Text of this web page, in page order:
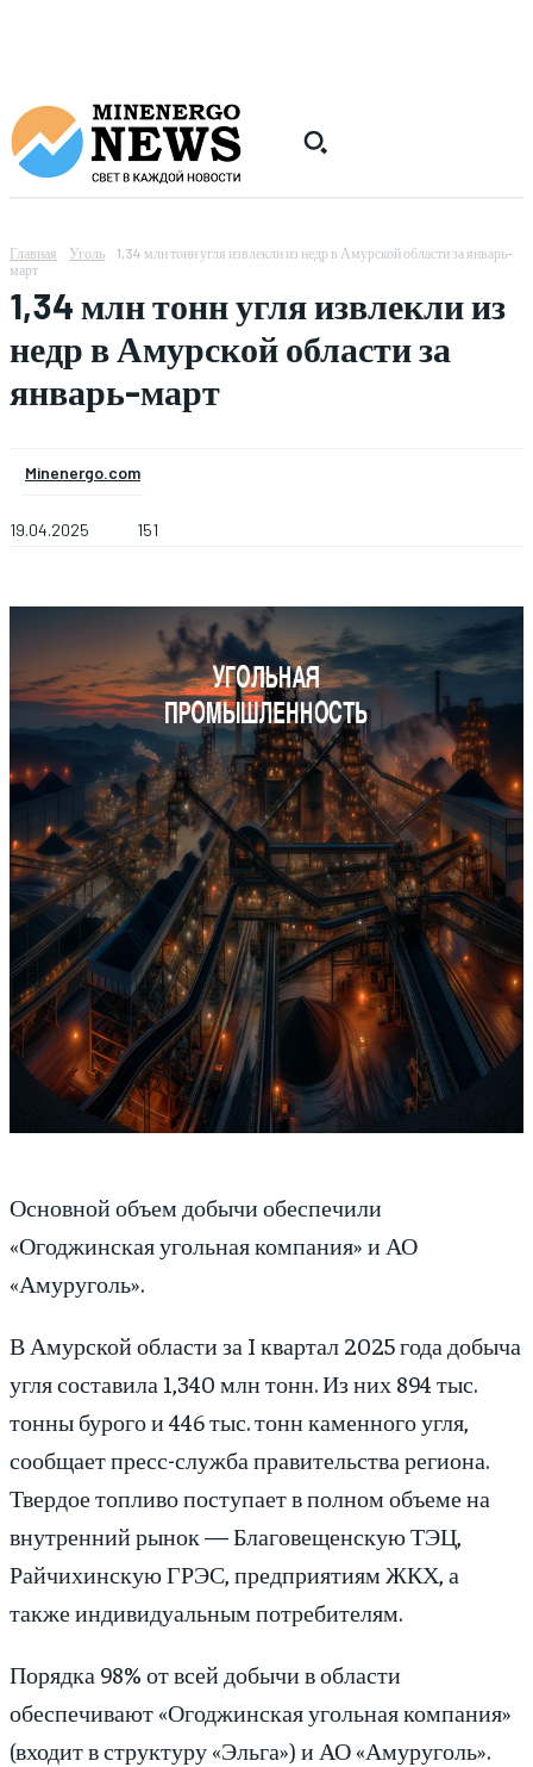
Главная Уголь
1,34 млн тонн угля извлекли из недр в Амурской области за январь-
март
1,34 млн тонн угля извлекли из
недр в Амурской области за
январь-март
Minenergo.com
19.04.2025 151
Основной объем добычи обеспечили
«Огоджинская угольная компания» и АО
«Амуруголь».
В Амурской области за I квартал 2025 года добыча
угля составила 1,340 млн тонн. Из них 894 тыс.
тонны бурого и 446 тыс. тонн каменного угля,
сообщает пресс-служба правительства региона.
Твердое топливо поступает в полном объеме на
внутренний рынок — Благовещенскую ТЭЦ,
Райчихинскую ГРЭС, предприятиям ЖКХ, а
также индивидуальным потребителям.
Порядка 98% от всей добычи в области
обеспечивают «Огоджинская угольная компания»
(входит в структуру «Эльга») и АО «Амуруголь».